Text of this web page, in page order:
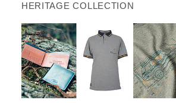
HERITAGE COLLECTION